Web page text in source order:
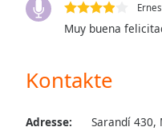
Audio
Track
Picture
Muy buena
Kontakte
Adresse:
Sarandí 430,